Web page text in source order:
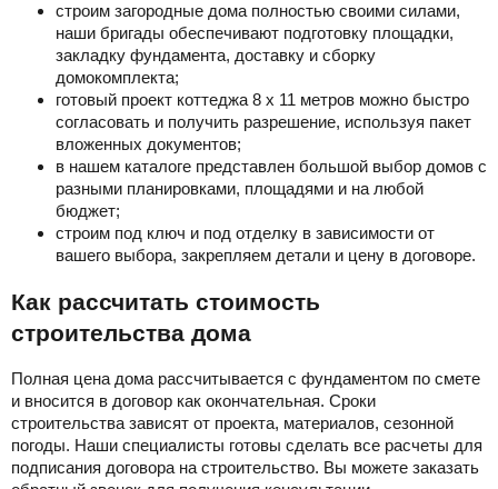
строим загородные дома полностью своими силами,
наши бригады обеспечивают подготовку площадки,
закладку фундамента, доставку и сборку
домокомплекта;
готовый проект коттеджа 8 х 11 метров можно быстро
согласовать и получить разрешение, используя пакет
вложенных документов;
в нашем каталоге представлен большой выбор домов с
разными планировками, площадями и на любой
бюджет;
строим под ключ и под отделку в зависимости от
вашего выбора, закрепляем детали и цену в договоре.
Как рассчитать стоимость
строительства дома
Полная цена дома рассчитывается с фундаментом по смете
и вносится в договор как окончательная. Сроки
строительства зависят от проекта, материалов, сезонной
погоды. Наши специалисты готовы сделать все расчеты для
подписания договора на строительство. Вы можете заказать